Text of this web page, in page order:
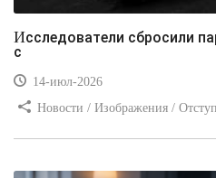
Исследователи сбросили пароль кошелька Tangem
с
14-июл-2026
Новости / Изображения /